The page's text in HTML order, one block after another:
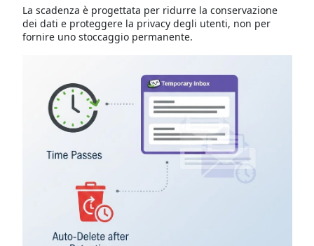
La scadenza è progettata per ridurre la conservazione
dei dati e proteggere la privacy degli utenti, non per
fornire uno stoccaggio permanente.